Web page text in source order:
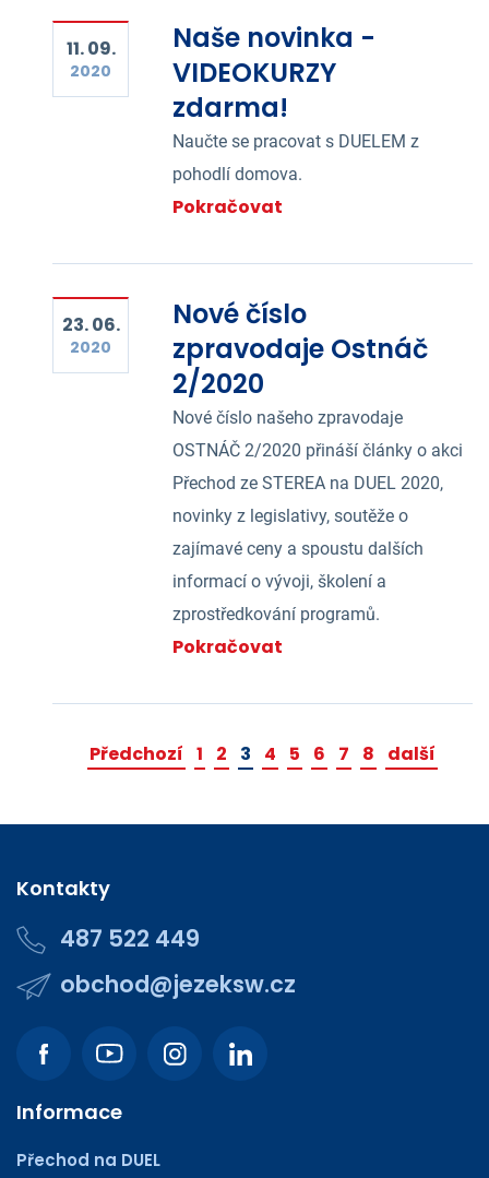
11. 09.
2020
Naše novinka -
VIDEOKURZY
zdarma!
Naučte se pracovat s DUELEM z
pohodlí domova.
Pokračovat
23. 06.
2020
Nové číslo
zpravodaje Ostnáč
2/2020
Nové číslo našeho zpravodaje
OSTNÁČ 2/2020 přináší články o akci
Přechod ze STEREA na DUEL 2020,
novinky z legislativy, soutěže o
zajímavé ceny a spoustu dalších
informací o vývoji, školení a
zprostředkování programů.
Pokračovat
Předchozí 1 2 3 4 5 6 7 8 další
Kontakty
487 522 449
obchod@jezeksw.cz
Informace
Přechod na DUEL